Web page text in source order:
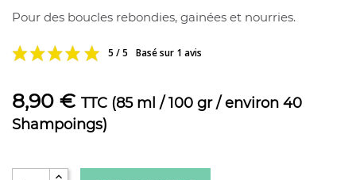
Pour des boucles rebondies, gainées et nourries.
5 / 5 Basé sur 1 avis
8,90 € TTC (85 ml / 100 gr / environ 40
Shampoings)